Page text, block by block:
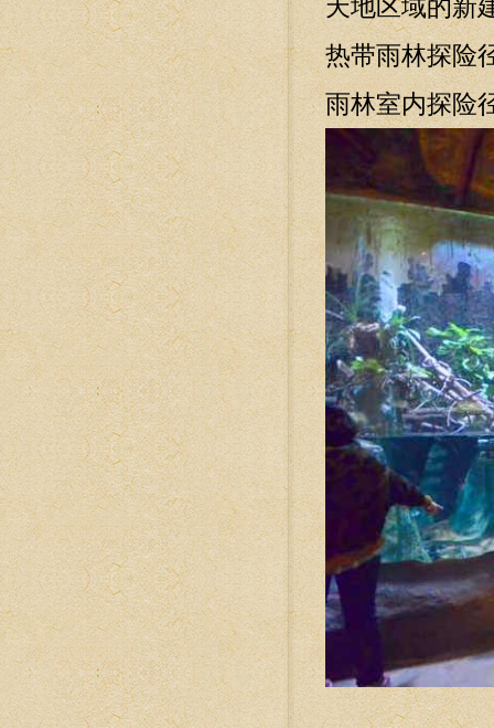
天地区域的新
热带雨林探险
雨林室内探险